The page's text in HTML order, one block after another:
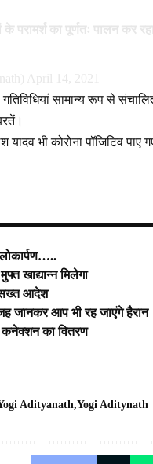
का पूर्णतः पालन कर रहा
April 14, 2021
सामान्य रूप से
भी कोरोना पॉजिटिव पाए
लोकार्पण…..
खाद्यान्न मिलेगा
सख्त आदेश
जानकर आप भी रह जाएंगे हैरान
कनेक्शन का वितरण
Adityanath Yogi Aditynath